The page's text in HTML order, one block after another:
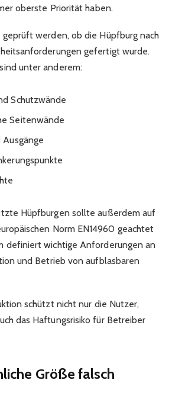
oberste Priorität haben.
werden, ob die Hüpfburg nach
gefertigt wurde.
unter anderem:
Schutzwände
Seitenwände
Ausgänge
Hüpfburgen sollte außerdem auf
Norm EN14960 geachtet
definiert wichtige Anforderungen an
und Betrieb von aufblasbaren
schützt nicht nur die Nutzer,
das Haftungsrisiko für Betreiber
Größe falsch